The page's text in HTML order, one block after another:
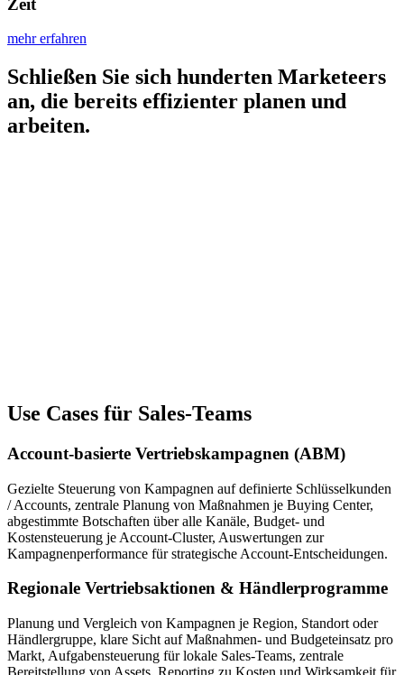
mehr erfahren
Schließen Sie sich hunderten Marketeers
an, die bereits effizienter planen und
arbeiten.
Use Cases für Sales-Teams
Account‑basierte Vertriebs­kampagnen (ABM)
Gezielte Steuerung von Kampagnen auf definierte Schlüsselkunden
/ Accounts, zentrale Planung von Maßnahmen je Buying Center,
abgestimmte Botschaften über alle Kanäle, Budget- und
Kostensteuerung je Account-Cluster, Auswertungen zur
Kampagnenperformance für strategische Account-Entscheidungen.
Regionale Vertriebsaktionen & Händlerprogramme
Planung und Vergleich von Kampagnen je Region, Standort oder
Händlergruppe, klare Sicht auf Maßnahmen- und Budgeteinsatz pro
Markt, Aufgabensteuerung für lokale Sales-Teams, zentrale
Bereitstellung von Assets, Reporting zu Kosten und Wirksamkeit für